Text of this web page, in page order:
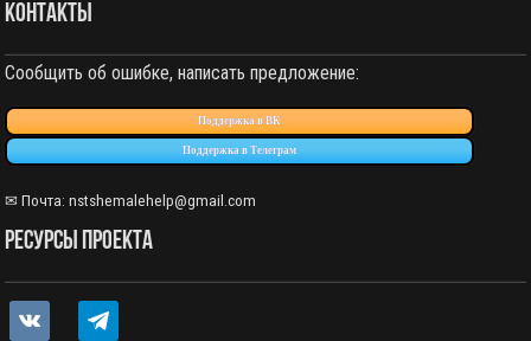
КОНТАКТЫ
Сообщить об ошибке, написать предложение:
Поддержка в ВК
Поддержка в Телеграм
✉ Почта:nstshemalehelp@gmail.com
РЕСУРСЫ ПРОЕКТА
vkontakte telegram